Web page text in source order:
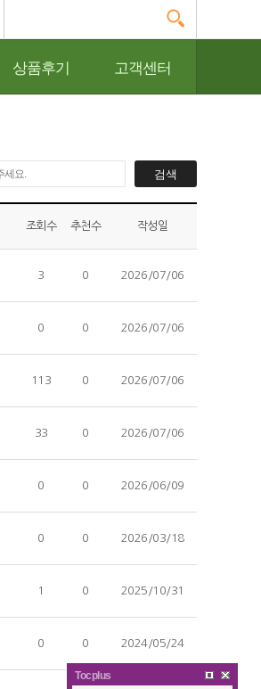
상품후기 고객센터
조회수 추천수 작성일
3 0 2026/07/06
0 0 2026/07/06
113 0 2026/07/06
33 0 2026/07/06
0 0 2026/06/09
0 0 2026/03/18
1 0 2025/10/31
0 0 2024/05/24
Tocplus